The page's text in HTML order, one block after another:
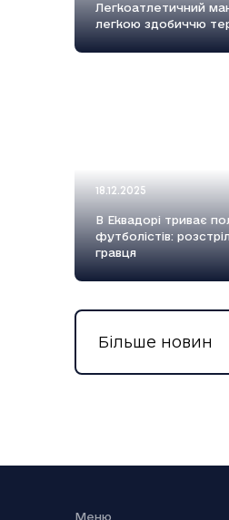
Легкоатлетичний
легкою здобиччю
18.12.2025
В Еквадорі триває
футболістів:
гравця
Вийшов п’ятий сезон
Більше новин
Меню